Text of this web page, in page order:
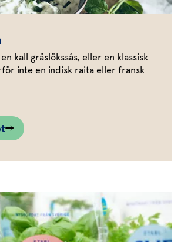
kall gräslökssås, eller en klassisk
inte en indisk raita eller fransk